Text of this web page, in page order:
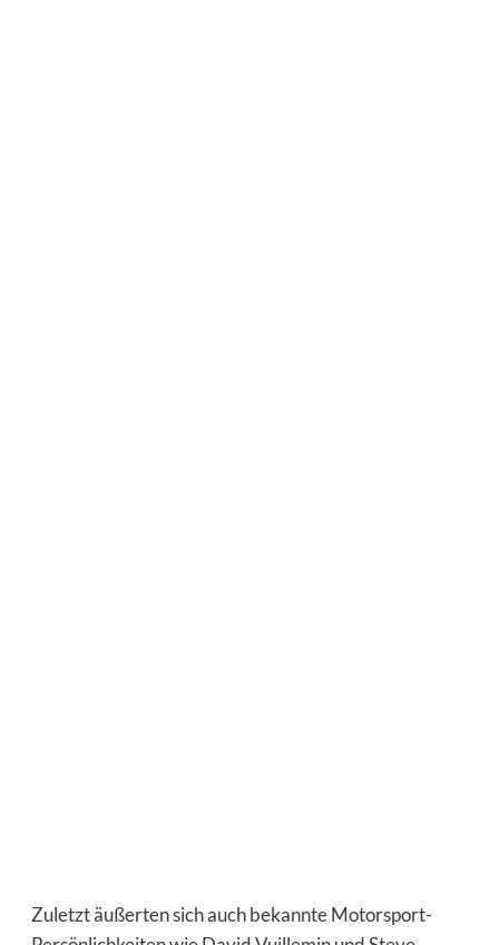
Zuletzt äußerten sich auch bekannte Motorsport-